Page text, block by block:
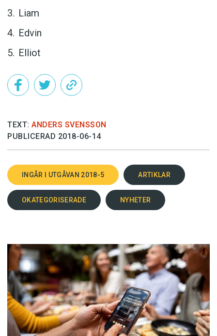
Liam
Edvin
Elliot
TEXT: ANDERS SVENSSON
PUBLICERAD 2018-06-14
INGÅR I UTGÅVAN 2018-5 ARTIKLAR
OKATEGORISERADE NYHETER